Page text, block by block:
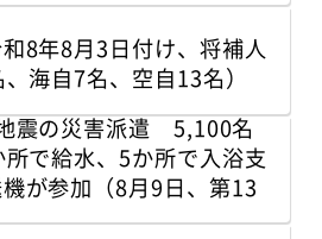
8年8月3日付け、将補人
海自7名、空自13名）
震の災害派遣 5,100名
で給水、5か所で入浴支
が参加（8月9日、第13